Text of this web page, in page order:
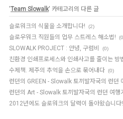
'Team Slowalk' 카테고리의 다른 글
슬로워크의 식물을 소개합니다! (2)
슬로우워크 직원들의 업무 스트레스 해소법!
SLOWALK PROJECT : 안녕, 구럼비 (0)
친환경 인쇄프로세스와 인쇄사고를 줄이는 방
수제책. 제주의 추억을 손으로 묶어내다 (0)
런던의 GREEN - Slowalk 토끼발자국의 런던
런던의 Art - Slowalk 토끼발자국의 런던 여행
2012년에도 슬로워크의 달력이 돌아왔습니다